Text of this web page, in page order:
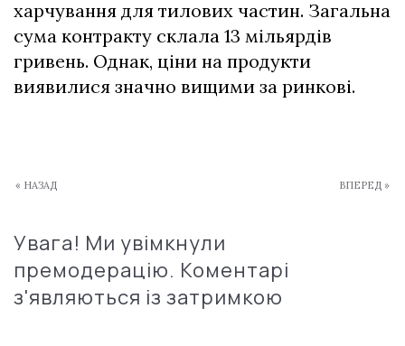
харчування для тилових частин. Загальна
сума контракту склала 13 мільярдів
гривень. Однак, ціни на продукти
виявилися значно вищими за ринкові.
« НАЗАД ВПЕРЕД »
Увага! Ми увімкнули
премодерацію. Коментарі
з'являються із затримкою